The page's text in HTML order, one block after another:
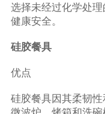
选择未经过化学处
健康安全。
硅胶餐具
优点
硅胶餐具因其柔韧